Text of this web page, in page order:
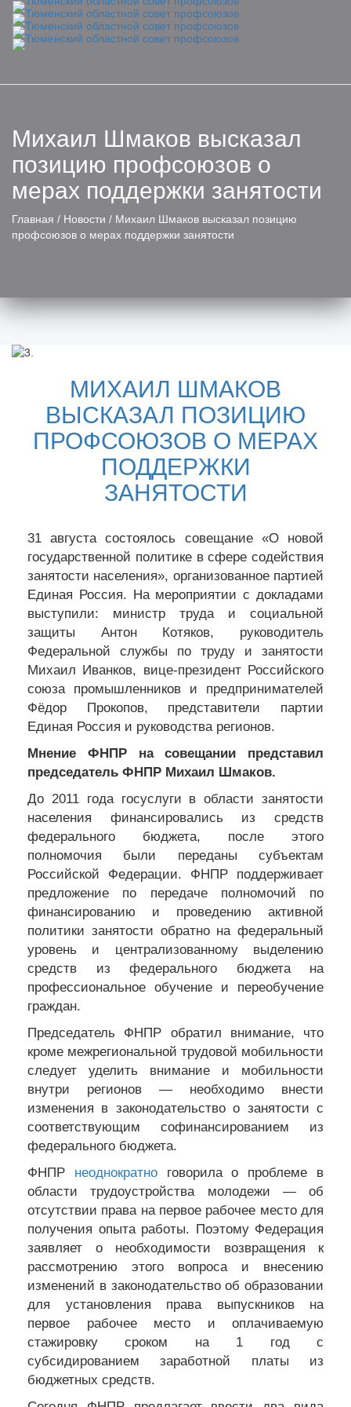
Михаил Шмаков высказал
позицию профсоюзов о
мерах поддержки занятости
Главная / Новости / Михаил Шмаков высказал позицию
профсоюзов о мерах поддержки занятости
МИХАИЛ ШМАКОВ
ВЫСКАЗАЛ ПОЗИЦИЮ
ПРОФСОЮЗОВ О МЕРАХ
ПОДДЕРЖКИ
ЗАНЯТОСТИ
31 августа состоялось совещание «О новой
государственной политике в сфере содействия
занятости населения», организованное партией
Единая Россия. На мероприятии с докладами
выступили: министр труда и социальной
защиты Антон Котяков, руководитель
Федеральной службы по труду и занятости
Михаил Иванков, вице-президент Российского
союза промышленников и предпринимателей
Фёдор Прокопов, представители партии
Единая Россия и руководства регионов.
Мнение ФНПР на совещании представил
председатель ФНПР Михаил Шмаков.
До 2011 года госуслуги в области занятости
населения финансировались из средств
федерального бюджета, после этого
полномочия были переданы субъектам
Российской Федерации. ФНПР поддерживает
предложение по передаче полномочий по
финансированию и проведению активной
политики занятости обратно на федеральный
уровень и централизованному выделению
средств из федерального бюджета на
профессиональное обучение и переобучение
граждан.
Председатель ФНПР обратил внимание, что
кроме межрегиональной трудовой мобильности
следует уделить внимание и мобильности
внутри регионов — необходимо внести
изменения в законодательство о занятости с
соответствующим софинансированием из
федерального бюджета.
ФНПР неоднократноговорила о проблеме в
области трудоустройства молодежи — об
отсутствии права на первое рабочее место для
получения опыта работы. Поэтому Федерация
заявляет о необходимости возвращения к
рассмотрению этого вопроса и внесению
изменений в законодательство об образовании
для установления права выпускников на
первое рабочее место и оплачиваемую
стажировку сроком на 1 год с
субсидированием заработной платы из
бюджетных средств.